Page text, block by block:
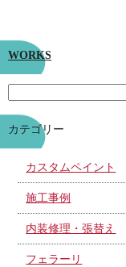
WORKS
カテゴリー
カスタムペイント
施工事例
内装修理・張替え
フェラーリ